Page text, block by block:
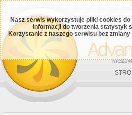
Nasz serwis wykorzystuje pliki cookies do
informacji do tworzenia statystyk
Korzystanie z naszego serwisu bez